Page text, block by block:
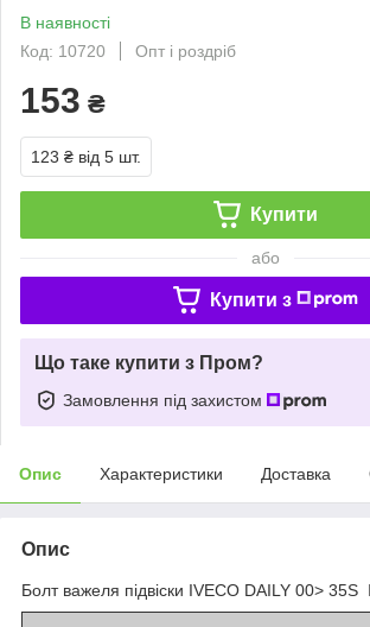
В наявності
Код: 10720
Опт і роздріб
153 ₴
123 ₴ від 5 шт.
Купити
або
Купити з
Що таке купити з Пром?
Замовлення під захистом
Опис Характеристики Доставка
Опис
Болт важеля підвіски IVECO DAILY 00>